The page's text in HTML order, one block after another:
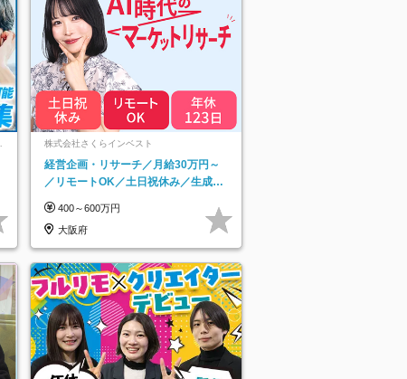
株式会社さくらインベスト
経営企画・リサーチ／月給30万円～
／リモートOK／土日祝休み／生成AI
400～600万円
大阪府